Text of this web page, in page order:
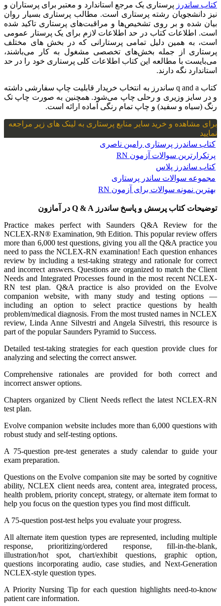
کتاب ساندرز پرستاری یک مرجع استاندارد و معتبر برای پرستاران و
نیز دانشجویان رشته پرستاری است. مطالب پرستاری بسیار روان
بیان شده و بر روی تشخیص‌ها و مراقبت‌های پرستاری تاکید شده
است. اطلاعات کتاب در حد اطلاعات لازم برای یک پرستار عمومی
است، به همین دلیل تمامی پرستارانی که در بخش های مختلف
پرستاری از جمله بخش‌های تخصصی مشغول به کار می‌باشند،
می‌بایست با مطالعه این کتاب اطلاعات کلی پرستاری خود را در حد
استاندارد نگه دارند.
کتاب q and a ساندرز به انتخاب خریدار قابلیت چاپ سفارشی داشته
و در سایز وزیری و رحلی چاپ می‌شود. همچنین به صورت چاپ تک
رنگ (سیاه و سفید) و چاپ تمام رنگی آماده ارائه است.
برای مشاهده و خرید سایر منابع پرستاری به لینک های زیر مراجعه
نمایید
کتاب ساندرز پرستاری رامین ناصری
پرتکرارترین سوالات آزمون RN
کتاب ساندرز پلاس
مجموعه سوالات ساندر پرستاری
بهترین نمونه سوالات برای آزمون RN
توضیحات کتاب پرسش و پاسخ ساندرز Q & A در آمازون
Practice makes perfect with Saunders Q&A Review for the
NCLEX-RN® Examination, 9th Edition. This popular review offers
more than 6,000 test questions, giving you all the Q&A practice you
need to pass the NCLEX-RN examination! Each question enhances
review by including a test-taking strategy and rationale for correct
and incorrect answers. Questions are organized to match the Client
Needs and Integrated Processes found in the most recent NCLEX-
RN test plan. Q&A practice is also provided on the Evolve
companion website, with many study and testing options ―
including an option to select practice questions by health
problem/medical diagnosis. From the most trusted names in NCLEX
review, Linda Anne Silvestri and Angela Silvestri, this resource is
part of the popular Saunders Pyramid to Success.
Detailed test-taking strategies for each question provide clues for
analyzing and selecting the correct answer.
Comprehensive rationales are provided for both correct and
incorrect answer options.
Chapters organized by Client Needs reflect the latest NCLEX-RN
test plan.
Evolve companion website includes more than 6,000 questions with
robust study and self-testing options.
A 75-question pre-test generates a study calendar to guide your
exam preparation.
Questions on the Evolve companion site may be sorted by cognitive
ability, NCLEX client needs area, content area, integrated process,
health problem, priority concept, strategy, or alternate item format to
help you focus on the question types you find most difficult.
A 75-question post-test helps you evaluate your progress.
All alternate item question types are represented, including multiple
response, prioritizing/ordered response, fill-in-the-blank,
illustration/hot spot, chart/exhibit questions, graphic option,
questions incorporating audio, case studies, and Next-Generation
NCLEX-style question types.
A Priority Nursing Tip for each question highlights need-to-know
patient care information.